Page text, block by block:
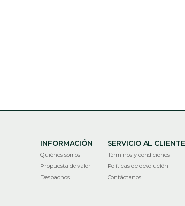
INFORMACIÓN
Quiénes somos
Propuesta de valor
Despachos
SERVICIO AL CLIENTE
Términos y condiciones
Políticas de devolución
Contáctanos